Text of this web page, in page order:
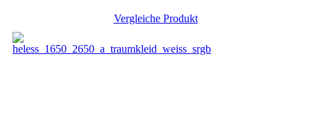
Vergleiche Produkt